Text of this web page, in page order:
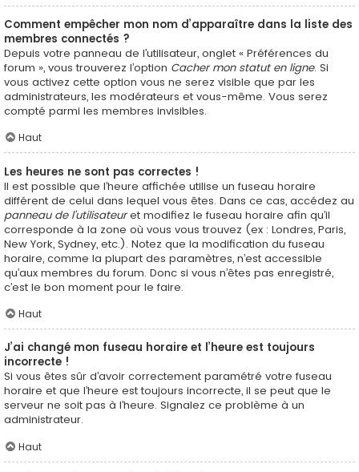
Comment empêcher mon nom d’apparaître dans la liste des
membres connectés ?
Depuis votre panneau de l’utilisateur, onglet « Préférences du
forum », vous trouverez l’option Cacher mon statut en ligne. Si
vous activez cette option vous ne serez visible que par les
administrateurs, les modérateurs et vous-même. Vous serez
compté parmi les membres invisibles.
Haut
Les heures ne sont pas correctes !
Il est possible que l’heure affichée utilise un fuseau horaire
différent de celui dans lequel vous êtes. Dans ce cas, accédez au
panneau de l’utilisateuret modifiez le fuseau horaire afin qu’il
corresponde à la zone où vous vous trouvez (ex : Londres, Paris,
New York, Sydney, etc.). Notez que la modification du fuseau
horaire, comme la plupart des paramètres, n’est accessible
qu’aux membres du forum. Donc si vous n’êtes pas enregistré,
c’est le bon moment pour le faire.
Haut
J’ai changé mon fuseau horaire et l’heure est toujours
incorrecte !
Si vous êtes sûr d’avoir correctement paramétré votre fuseau
horaire et que l’heure est toujours incorrecte, il se peut que le
serveur ne soit pas à l’heure. Signalez ce problème à un
administrateur.
Haut